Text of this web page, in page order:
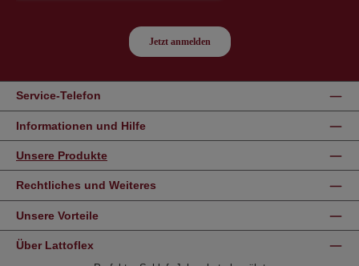
Service-Telefon
Informationen und Hilfe
Unsere Produkte
Rechtliches und Weiteres
Unsere Vorteile
Über Lattoflex